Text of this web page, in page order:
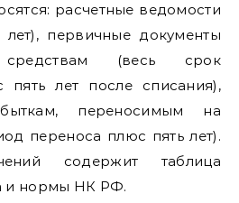
расчетные ведомости
лет), первичные документы
(весь срок
пять лет после списания),
переносимым на
переноса плюс пять лет).
содержит таблица
и нормы НК РФ.